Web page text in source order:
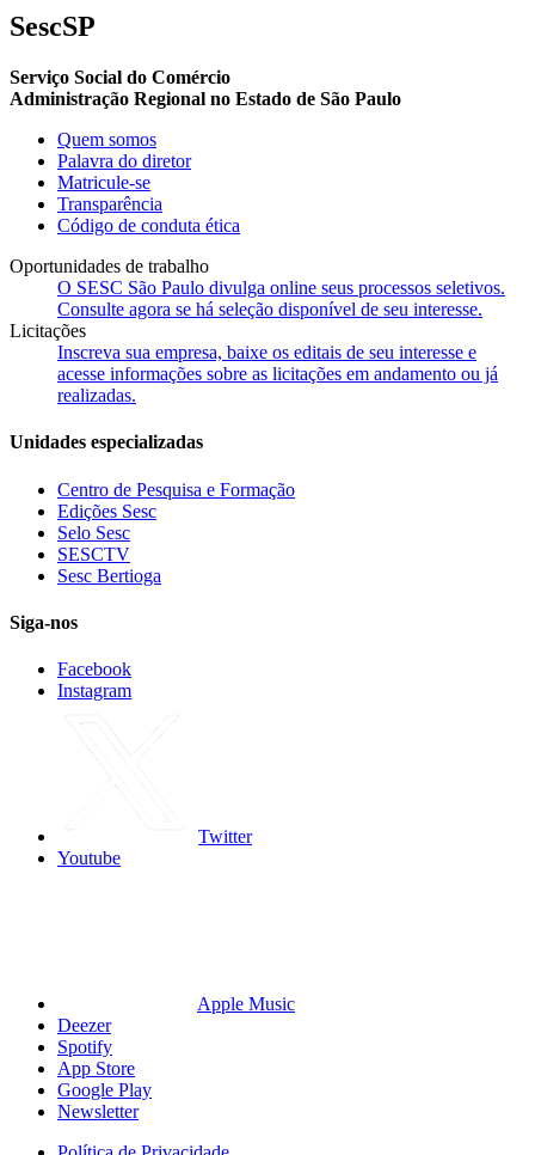
SescSP
Serviço Social do Comércio
Administração Regional no Estado de São Paulo
Quem somos
Palavra do diretor
Matricule-se
Transparência
Código de conduta ética
Oportunidades de trabalho
O SESC São Paulo divulga online seus processos seletivos.
Consulte agora se há seleção disponível de seu interesse.
Licitações
Inscreva sua empresa, baixe os editais de seu interesse e
acesse informações sobre as licitações em andamento ou já
realizadas.
Unidades especializadas
Centro de Pesquisa e Formação
Edições Sesc
Selo Sesc
SESCTV
Sesc Bertioga
Siga-nos
Facebook
Instagram
Twitter
Youtube
Apple Music
Deezer
Spotify
App Store
Google Play
Newsletter